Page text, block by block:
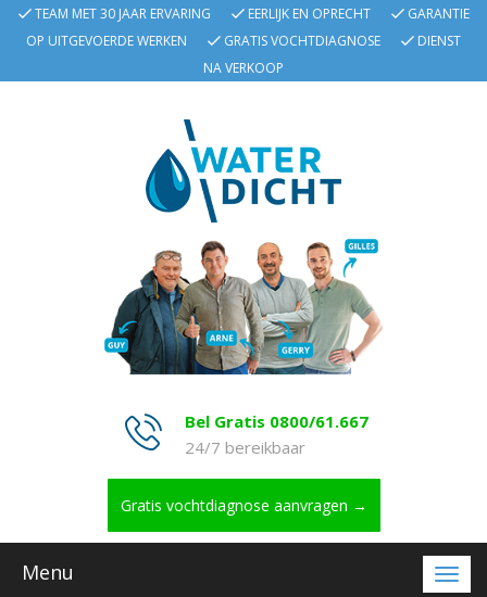
TEAM MET 30 JAAR ERVARING EERLIJK EN OPRECHT
GARANTIE
OP UITGEVOERDE WERKEN
GRATIS VOCHTDIAGNOSE
DIENST
NA VERKOOP
Bel Gratis 0800/61.667
24/7 bereikbaar
Gratis vochtdiagnose aanvragen →
Menu